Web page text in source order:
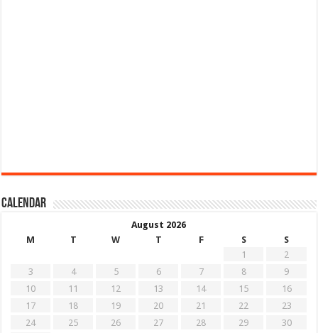
Calendar
August 2026
M
T W T F S
S
1
2
3
4 5 6 7 8
9
10
11 12 13 14 15
16
17
18 19 20 21 22
23
24
25 26 27 28 29
30